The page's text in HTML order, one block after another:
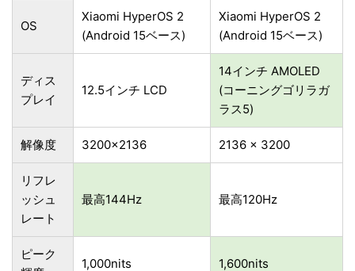
OS
Xiaomi HyperOS 2
(Android 15ベース)
Xiaomi HyperOS 2
(Android 15ベース)
ディス
プレイ
12.5インチ LCD
14インチ AMOLED
(コーニングゴリラガ
ラス5)
解像度 3200×2136 2136 x 3200
リフレ
ッシュ
レート
最高144Hz 最高120Hz
ピーク
1,000nits 1,600nits